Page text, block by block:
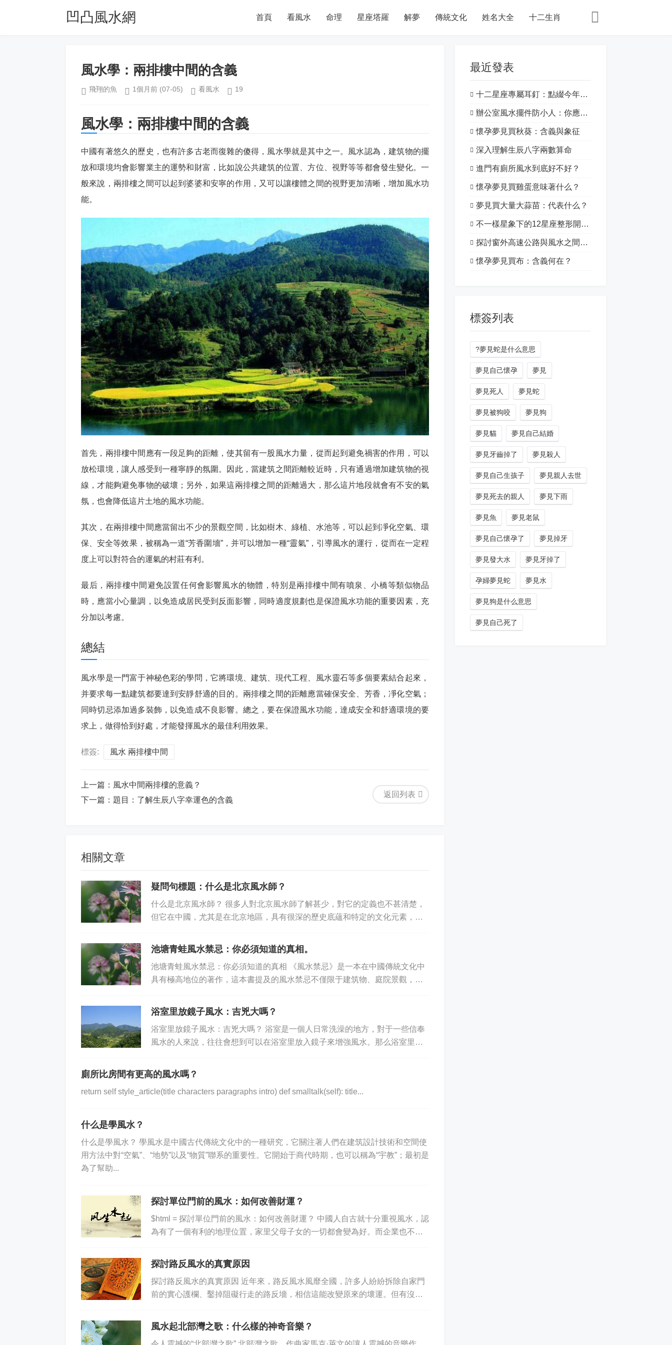
凹凸風水網 首頁 看風水 命理 星座塔羅 解夢 傳統文化 姓名大全 十二生肖
風水學：兩排樓中間的含義
飛翔的魚 1個月前 (07-05) 看風水 19
風水學：兩排樓中間的含義
中國有著悠久的歷史，也有許多古老而復雜的傻得，風水學就是其中之一。風水認為，建筑物的擺
放和環境均會影響業主的運勢和財富，比如說公共建筑的位置、方位、視野等等都會發生變化。一
般來說，兩排樓之間可以起到婆婆和安寧的作用，又可以讓樓體之間的視野更加清晰，增加風水功
能。
首先，兩排樓中間應有一段足夠的距離，使其留有一股風水力量，從而起到避免禍害的作用，可以
放松環境，讓人感受到一種寧靜的氛圍。因此，當建筑之間距離較近時，只有通過增加建筑物的視
線，才能夠避免事物的破壞；另外，如果這兩排樓之間的距離過大，那么這片地段就會有不安的氣
氛，也會降低這片土地的風水功能。
其次，在兩排樓中間應當留出不少的景觀空間，比如樹木、綠植、水池等，可以起到凈化空氣、環
保、安全等效果，被稱為一道“芳香圍墻”，并可以增加一種“靈氣”，引導風水的運行，從而在一定程
度上可以對符合的運氣的村莊有利。
最后，兩排樓中間避免設置任何會影響風水的物體，特別是兩排樓中間有噴泉、小橋等類似物品
時，應當小心量調，以免造成居民受到反面影響，同時適度規劃也是保證風水功能的重要因素，充
分加以考慮。
總結
風水學是一門富于神秘色彩的學問，它將環境、建筑、現代工程、風水靈石等多個要素結合起來，
并要求每一點建筑都要達到安靜舒適的目的。兩排樓之間的距離應當確保安全、芳香，凈化空氣；
同時切忌添加過多裝飾，以免造成不良影響。總之，要在保證風水功能，達成安全和舒適環境的要
求上，做得恰到好處，才能發揮風水的最佳利用效果。
標簽: 風水 兩排樓中間
返回列表
上一篇： 風水中間兩排樓的意義？
下一篇： 題目：了解生辰八字幸運色的含義
相關文章
疑問句標題：什么是北京風水師？
什么是北京風水師？ 很多人對北京風水師了解甚少，對它的定義也不甚清楚，
但它在中國，尤其是在北京地區，具有很深的歷史底蘊和特定的文化元素，受
池塘青蛙風水禁忌：你必須知道的真相。
池塘青蛙風水禁忌：你必須知道的真相 《風水禁忌》是一本在中國傳統文化中
具有極高地位的著作，這本書提及的風水禁忌不僅限于建筑物、庭院景觀，還
浴室里放鏡子風水：吉兇大嗎？
浴室里放鏡子風水：吉兇大嗎？ 浴室是一個人日常洗澡的地方，對于一些信奉
風水的人來說，往往會想到可以在浴室里放入鏡子來增強風水。那么浴室里放
廁所比房間有更高的風水嗎？
return self style_article(title characters paragraphs intro) def smalltalk(self): title...
什么是學風水？
什么是學風水？ 學風水是中國古代傳統文化中的一種研究，它關注著人們在建筑設計技術和空間使
用方法中對“空氣”、“地勢”以及“物質”聯系的重要性。它開始于商代時期，也可以稱為“宇教”；最初是
為了幫助...
探討單位門前的風水：如何改善財運？
$html = 探討單位門前的風水：如何改善財運？ 中國人自古就十分重視風水，認
為有了一個有利的地理位置，家里父母子女的一切都會變為好。而企業也不例
探討路反風水的真實原因
探討路反風水的真實原因 近年來，路反風水風靡全國，許多人紛紛拆除自家門
前的實心護欄、鑿掉阻礙行走的路反墻，相信這能改變原來的壞運。但有沒有
風水起北部灣之歌：什么樣的神奇音樂？
最近發表
十二星座專屬耳釘：點綴今年的特別之處！
辦公室風水擺件防小人：你應該知道的一切
懷孕夢見買秋葵：含義與象征
深入理解生辰八字兩數算命
進門有廁所風水到底好不好？
懷孕夢見買雞蛋意味著什么？
夢見買大量大蒜苗：代表什么？
不一樣星象下的12星座整形開運：揭開星象的神秘面紗
探討窗外高速公路與風水之間的關系
懷孕夢見買布：含義何在？
標簽列表
?夢見蛇是什么意思
夢見自己懷孕 夢見
夢見死人 夢見蛇
夢見被狗咬 夢見狗
夢見貓 夢見自己結婚
夢見牙齒掉了 夢見殺人
夢見自己生孩子 夢見親人去世
夢見死去的親人 夢見下雨
夢見魚 夢見老鼠
夢見自己懷孕了 夢見掉牙
夢見發大水 夢見牙掉了
孕婦夢見蛇 夢見水
夢見狗是什么意思
夢見自己死了